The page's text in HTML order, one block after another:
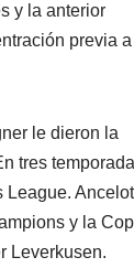
y la anterior
previa a
le dieron la
tres
League.
y la
Leverkusen.